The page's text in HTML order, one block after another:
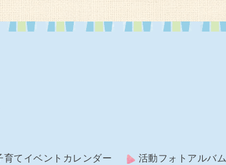
育てイベントカレンダー 活動フォトアルバム